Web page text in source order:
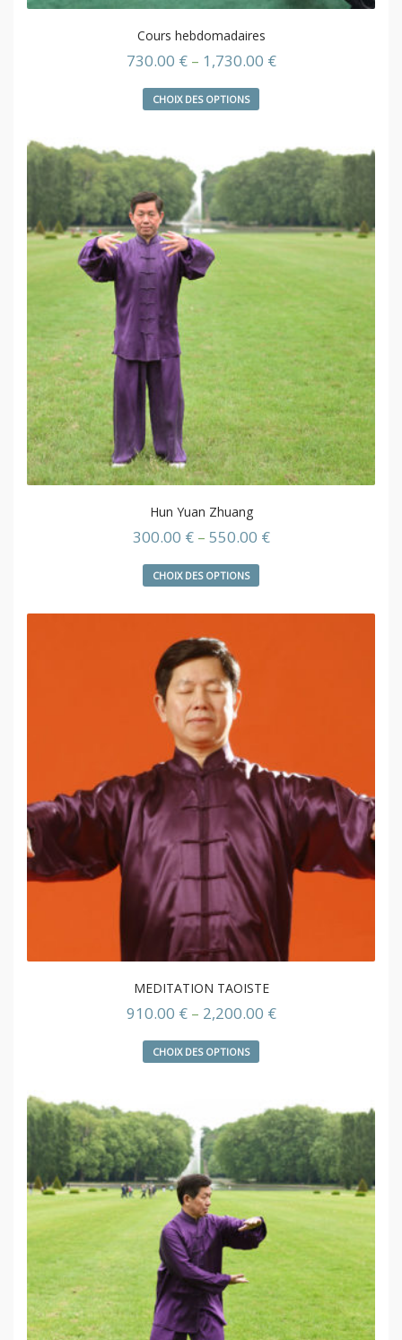
Cours hebdomadaires
730.00 €– 1,730.00 €
CHOIX DES OPTIONS
Hun Yuan Zhuang
300.00 €– 550.00 €
CHOIX DES OPTIONS
MEDITATION TAOISTE
910.00 €– 2,200.00 €
CHOIX DES OPTIONS